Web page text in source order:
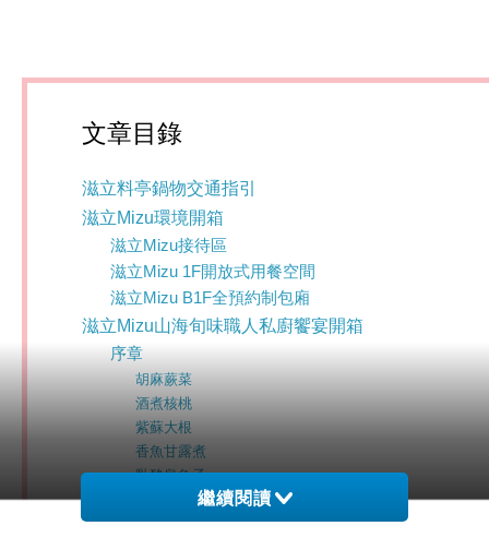
文章目錄
滋立料亭鍋物交通指引
滋立Mizu環境開箱
滋立Mizu接待區
滋立Mizu 1F開放式用餐空間
滋立Mizu B1F全預約制包廂
滋立Mizu山海旬味職人私廚饗宴開箱
序章
胡麻蕨菜
酒煮核桃
紫蘇大根
香魚甘露煮
乳酪烏魚子
極上刺身盛合
繼續閱讀